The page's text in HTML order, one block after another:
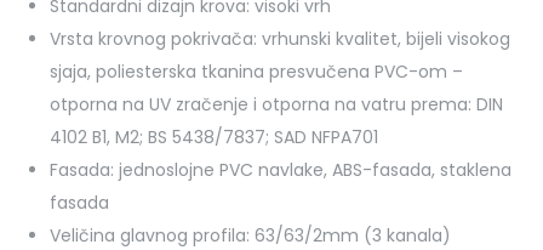
Standardni dizajn krova: visoki vrh
Vrsta krovnog pokrivača: vrhunski kvalitet, bijeli visokog
sjaja, poliesterska tkanina presvučena PVC-om –
otporna na UV zračenje i otporna na vatru prema: DIN
4102 B1, M2; BS 5438/7837; SAD NFPA701
Fasada: jednoslojne PVC navlake, ABS-fasada, staklena
fasada
Veličina glavnog profila: 63/63/2mm (3 kanala)